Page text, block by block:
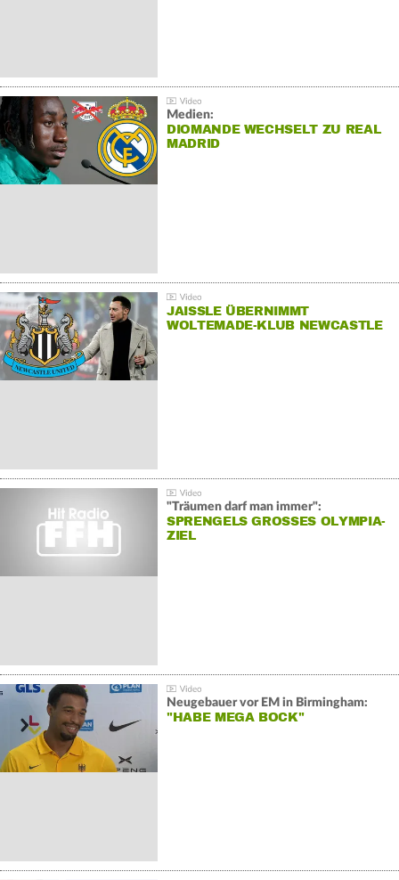
Medien:
DIOMANDE WECHSELT ZU REAL
MADRID
JAISSLE ÜBERNIMMT
WOLTEMADE-KLUB NEWCASTLE
"Träumen darf man immer":
SPRENGELS GROSSES OLYMPIA-Z
IEL
Neugebauer vor EM in Birmingham:
"HABE MEGA BOCK"